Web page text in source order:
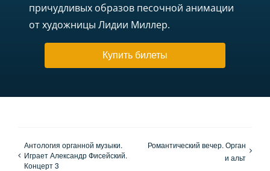
причудливых образов песочной анимации
от художницы Лидии Миллер.
Купить билеты
Антология органной музыки.
Играет Александр Фисейский.
Концерт 3
Романтический вечер. Орган
и альт